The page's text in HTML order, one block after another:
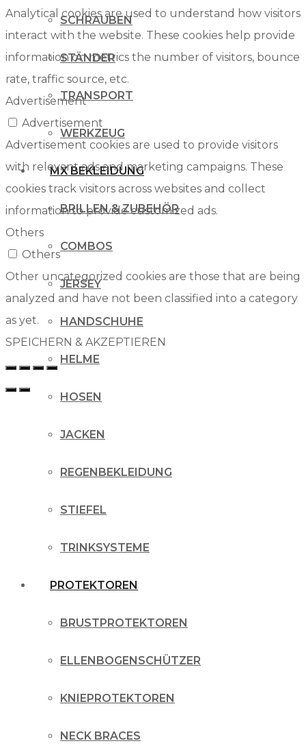
SCHRAUBEN
STÄNDER
TRANSPORT
WERKZEUG
MX BEKLEIDUNG
BRILLEN & ZUBEHÖR
COMBOS
JERSEY
HANDSCHUHE
HELME
HOSEN
JACKEN
REGENBEKLEIDUNG
STIEFEL
TRINKSYSTEME
PROTEKTOREN
BRUSTPROTEKTOREN
ELLENBOGENSCHÜTZER
KNIEPROTEKTOREN
NECK BRACES
Analytical cookies are used to understand how visitors
interact with the website. These cookies help provide
information on metrics the number of visitors, bounce
rate, traffic source, etc.
Advertisement
Advertisement
Advertisement cookies are used to provide visitors
with relevant ads and marketing campaigns. These
cookies track visitors across websites and collect
information to provide customized ads.
Others
Others
Other uncategorized cookies are those that are being
analyzed and have not been classified into a category
as yet.
SPEICHERN & AKZEPTIEREN